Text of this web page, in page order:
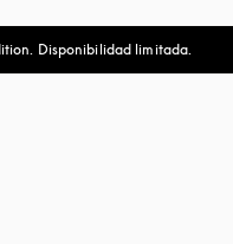
Disponibilidad limitada.